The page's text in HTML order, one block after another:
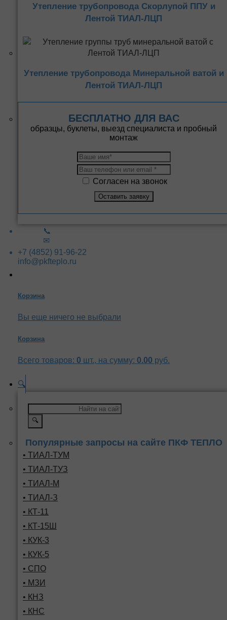
Утепление трубопровода Скорлупой ППУ и
Лентой ТИАЛ-ЛЦП
Утепление трубопровода Минеральной ватой и
Лентой ТИАЛ-ЛЦП
БЕСПЛАТНО ДЛЯ ВАС
образцы, буклеты, выезд специалиста и пробный
монтаж
Согласен на звонок
📞
✉
+7 (4852) 91-96-22
info@pkfteplo.ru
Корзина
Вы еще ничего не выбрали
Корзина
Всего товаров: 0 шт., на сумму: 0.00 руб.
🔍
🔍
Популярные запросы на сайте ПКФ ТЕПЛО
• ТИАЛ-ТУМ
• ТИАЛ-ТУЗ
• ТИАЛ-М
• ТИАЛ-З
• КТ-11
• КТ-15Ш
• КУК-3
• КУК-5
• СПО
• МЗИ
• КНЗ
• КНС